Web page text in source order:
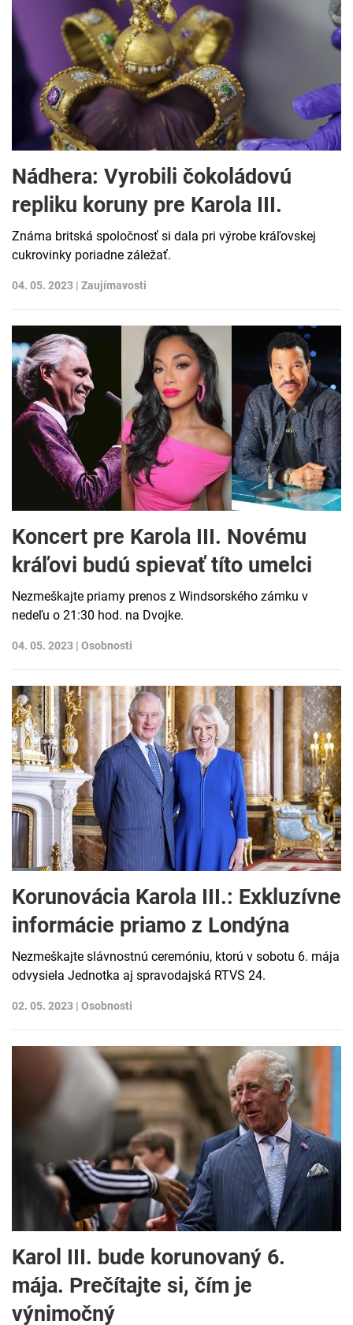
Nádhera: Vyrobili čokoládovú
repliku koruny pre Karola III.
Známa britská spoločnosť si dala pri výrobe kráľovskej
cukrovinky poriadne záležať.
04. 05. 2023 | Zaujímavosti
Koncert pre Karola III. Novému
kráľovi budú spievať títo umelci
Nezmeškajte priamy prenos z Windsorského zámku v
nedeľu o 21:30 hod. na Dvojke.
04. 05. 2023 | Osobnosti
Korunovácia Karola III.: Exkluzívne
informácie priamo z Londýna
Nezmeškajte slávnostnú ceremóniu, ktorú v sobotu 6. mája
odvysiela Jednotka aj spravodajská RTVS 24.
02. 05. 2023 | Osobnosti
Karol III. bude korunovaný 6.
mája. Prečítajte si, čím je
výnimočný